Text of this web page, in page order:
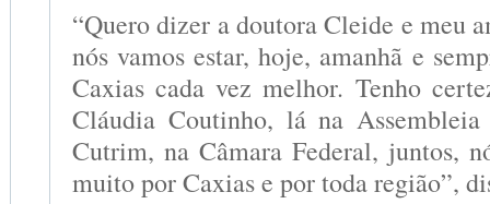
“Quero dizer a doutora Cleide e meu
nós vamos estar, hoje, amanhã e
Caxias cada vez melhor. Tenho
Cláudia Coutinho, lá na
Cutrim, na Câmara Federal, juntos,
muito por Caxias e por toda região”,